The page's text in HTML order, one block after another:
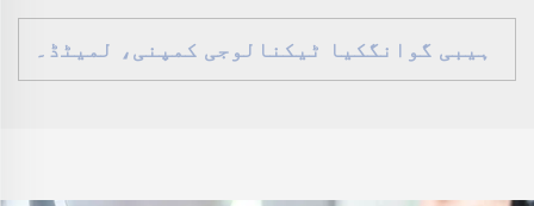
ہیبی گوانگکیا ٹیکنالوجی کمپنی، لمیٹڈ۔